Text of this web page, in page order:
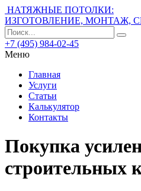
НАТЯЖНЫЕ ПОТОЛКИ:
ИЗГОТОВЛЕНИЕ, МОНТАЖ,
+7 (495) 984-02-45
Меню
Главная
Услуги
Статьи
Калькулятор
Контакты
Покупка
строительных